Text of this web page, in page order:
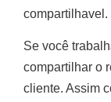
compartilhavel.
Se você
compartilhar o
cliente. Assim